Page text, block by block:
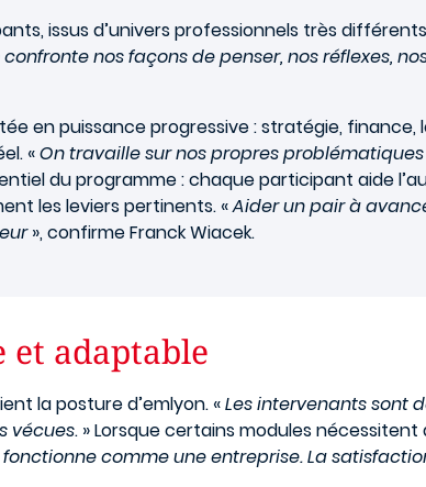
issus d’univers professionnels très
confronte nos façons de penser, nos réflexes,
en puissance progressive : stratégie,
«On travaille sur nos propres
du programme : chaque participant aide
les leviers pertinents. «Aider un pair à
», confirme Franck Wiacek.
et adaptable
la posture d’emlyon. «Les intervenants sont
vécues. » Lorsque certains modules
comme une entreprise. La